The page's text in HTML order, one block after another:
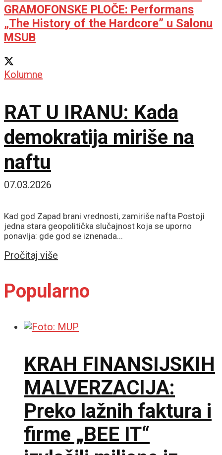
GRAMOFONSKE PLOČE: Performans
„The History of the Hardcore” u Salonu
MSUB
Kolumne
RAT U IRANU: Kada
demokratija miriše na
naftu
07.03.2026
Kad god Zapad brani vrednosti, zamiriše nafta Postoji
jedna stara geopolitička slučajnost koja se uporno
ponavlja: gde god se iznenada...
Pročitaj više
Popularno
KRAH FINANSIJSKIH
MALVERZACIJA:
Preko lažnih faktura i
firme „BEE IT“